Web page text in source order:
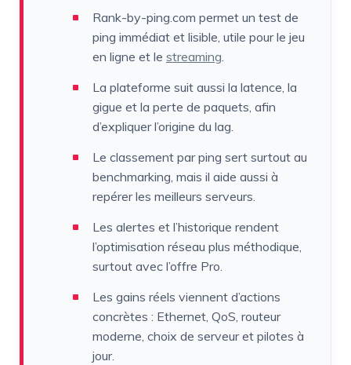
Rank-by-ping.com permet un test de
ping immédiat et lisible, utile pour le jeu
en ligne et le streaming.
La plateforme suit aussi la latence, la
gigue et la perte de paquets, afin
d’expliquer l’origine du lag.
Le classement par ping sert surtout au
benchmarking, mais il aide aussi à
repérer les meilleurs serveurs.
Les alertes et l’historique rendent
l’optimisation réseau plus méthodique,
surtout avec l’offre Pro.
Les gains réels viennent d’actions
concrètes : Ethernet, QoS, routeur
moderne, choix de serveur et pilotes à
jour.